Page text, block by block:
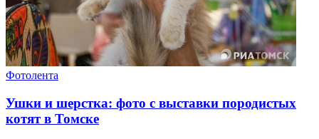
Фотолента
Ушки и шерстка: фото с выставки породистых
котят в Томске